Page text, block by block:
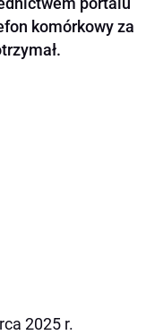
komórkowy za
2025 r.